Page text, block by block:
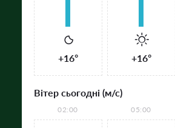
+16° +16°
Вітер сьогодні (м/с)
02:00 05:00